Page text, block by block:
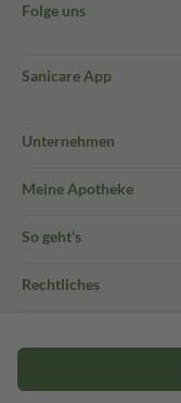
Folge uns
Sanicare App
Unternehmen
Meine Apotheke
So geht's
Rechtliches